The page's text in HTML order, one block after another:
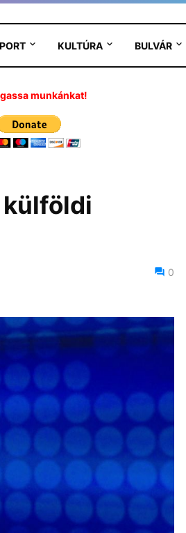
KULTÚRA BULVÁR
munkánkat!
külföldi
0